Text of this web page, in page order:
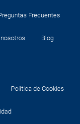
Frecuentes
Blog
Política de Cookies